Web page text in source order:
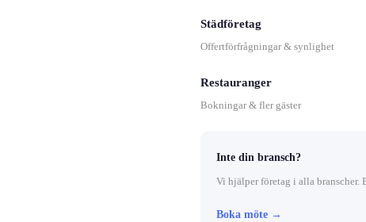
Städföretag
Offertförfrågningar & synlighet
Restauranger
Bokningar & fler gäster
Inte din bransch?
Vi hjälper företag i alla branscher.
Boka möte →